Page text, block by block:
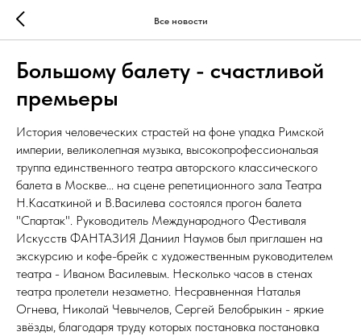
Все новости
Большому балету - счастливой
премьеры
История человеческих страстей на фоне упадка Римской
империи, великолепная музыка, высокопрофессиональая
труппа единственного театра авторского классического
балета в Москве... на сцене репетиционного зала Театра
Н.Касаткиной и В.Василева состоялся прогон балета
"Спартак". Руководитель Международного Фестиваля
Искусств ФАНТАЗИЯ Даниил Наумов был приглашен на
экскурсию и кофе-брейк с художественным руководителем
театра - Иваном Василевым. Несколько часов в стенах
театра пролетели незаметно. Несравненная Наталья
Огнева, Николай Чевычелов, Сергей Белобрыкин - яркие
звёзды, благодаря труду которых постановка постановка